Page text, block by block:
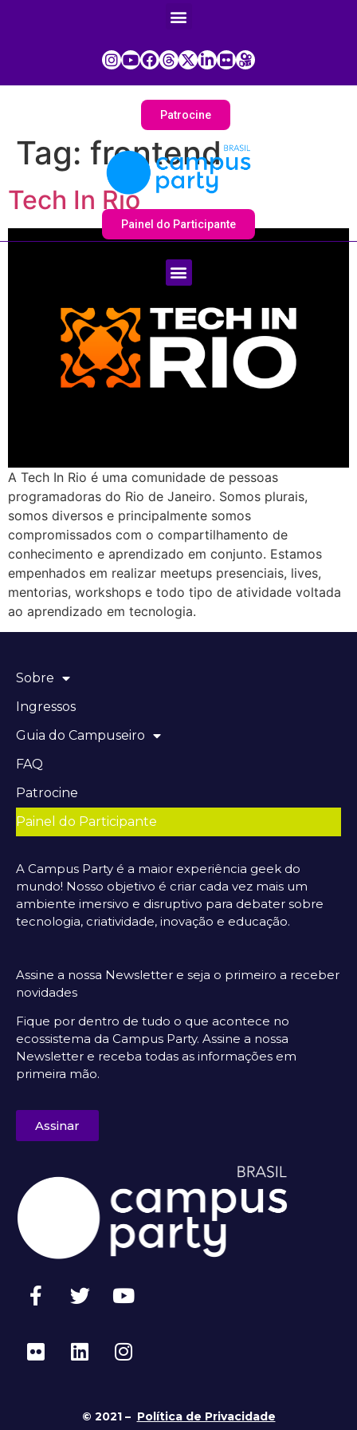
Patrocine
Painel do Participante
Tag: frontend
Tech In Rio
A Tech In Rio é uma comunidade de pessoas
programadoras do Rio de Janeiro. Somos plurais,
somos diversos e principalmente somos
compromissados com o compartilhamento de
conhecimento e aprendizado em conjunto. Estamos
empenhados em realizar meetups presenciais, lives,
mentorias, workshops e todo tipo de atividade voltada
ao aprendizado em tecnologia.
Sobre
Ingressos
Guia do Campuseiro
FAQ
Patrocine
Painel do Participante
A Campus Party é a maior experiência geek do
mundo! Nosso objetivo é criar cada vez mais um
ambiente imersivo e disruptivo para debater sobre
tecnologia, criatividade, inovação e educação.
Assine a nossa Newsletter e seja o primeiro a receber
novidades
Fique por dentro de tudo o que acontece no
ecossistema da Campus Party. Assine a nossa
Newsletter e receba todas as informações em
primeira mão.
Assinar
© 2021 – Política de Privacidade